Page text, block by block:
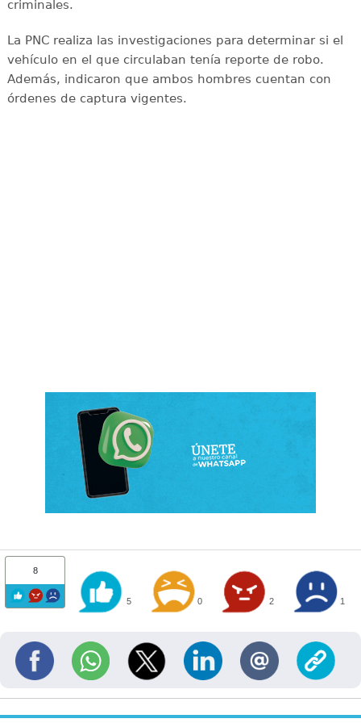
criminales.
La PNC realiza las investigaciones para determinar si el
vehículo en el que circulaban tenía reporte de robo.
Además, indicaron que ambos hombres cuentan con
órdenes de captura vigentes.
8
5 0 2 1